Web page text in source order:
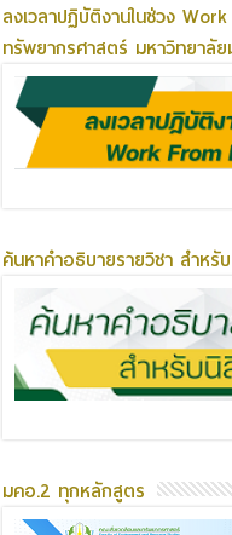
ลงเวลาปฏิบัติงานในช่วง
ทรัพยากรศาสตร์ มหาวิทยาลัย
ค้นหาคำอธิบายรายวิชา สำหรั
มคอ.2 ทุกหลักสูตร